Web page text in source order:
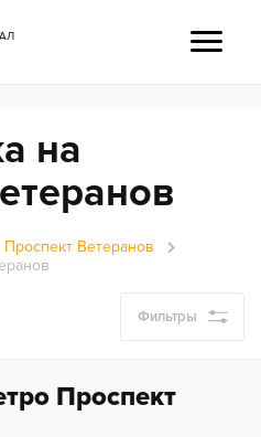
на
Проспект Ветеранов
Фильтры
Проспект